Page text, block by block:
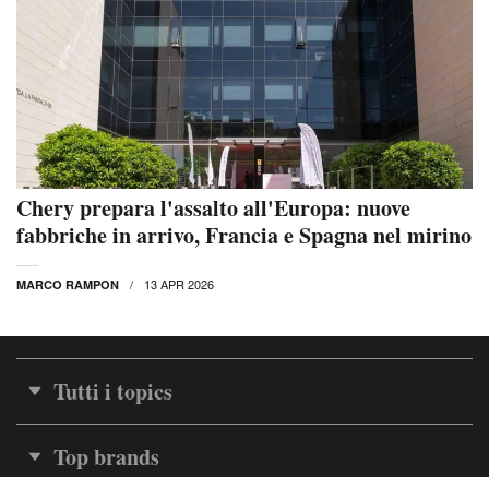
Chery prepara l'assalto all'Europa: nuove
fabbriche in arrivo, Francia e Spagna nel mirino
MARCO RAMPON 13 APR 2026
Tutti i topics
Top brands